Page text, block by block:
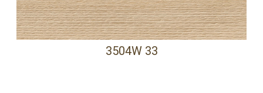
3504W 33